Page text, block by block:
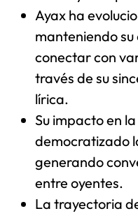
Ayax ha
manteniendo
conectar con
través de su
lírica.
Su impacto en
democratizado
generando
entre oyentes.
La trayectoria